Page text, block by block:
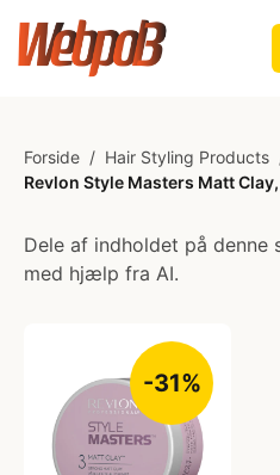
Forside / Hair Styling Products
Revlon Style Masters Matt
Dele af indholdet på
med hjælp fra AI.
-31%